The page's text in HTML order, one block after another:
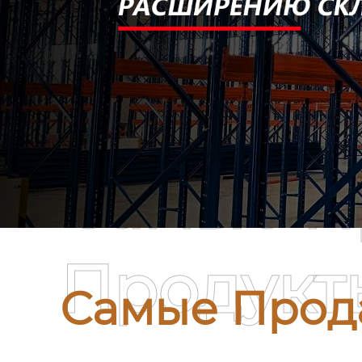
Самые
Самые